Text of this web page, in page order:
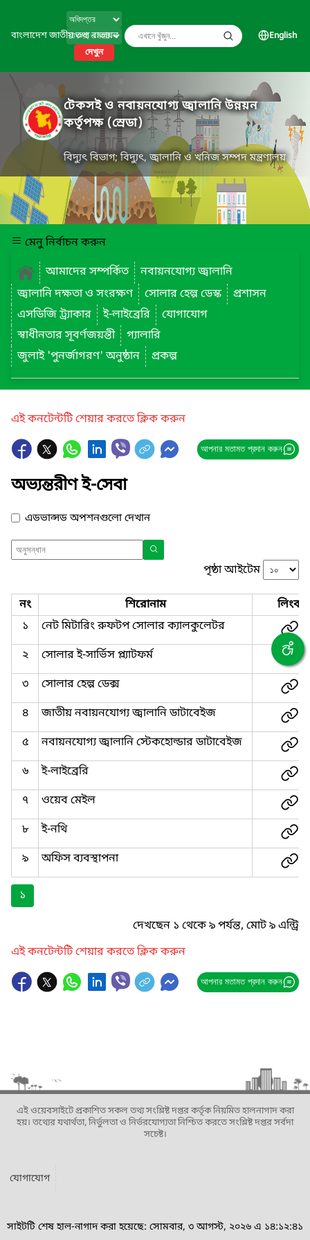
বাংলাদেশ জাতীয় তথ্য বাতায়ন
দেখুন
English
টেকসই ও নবায়নযোগ্য জ্বালানি উন্নয়ন
কর্তৃপক্ষ (স্রেডা)
বিদ্যুৎ বিভাগ; বিদ্যুৎ, জ্বালানি ও খনিজ সম্পদ মন্ত্রণালয়
মেনু নির্বাচন করুন
আমাদের সম্পর্কিত
নবায়নযোগ্য জ্বালানি
জ্বালানি দক্ষতা ও সংরক্ষণ
সোলার হেল্প ডেস্ক
প্রশাসন
এসডিজি ট্র্যাকার
ই-লাইব্রেরি
যোগাযোগ
স্বাধীনতার সূবর্ণজয়ন্তী
গ্যালারি
জুলাই 'পুনর্জাগরণ' অনুষ্ঠান
প্রকল্প
এই কনটেন্টটি শেয়ার করতে ক্লিক করুন
আপনার মতামত প্রদান করুন
অভ্যন্তরীণ ই-সেবা
এডভান্সড অপশনগুলো দেখান
পৃষ্ঠা আইটেম
নং শিরোনাম
লিংক
১
নেট মিটারিং রুফটপ সোলার ক্যালকুলেটর
২
সোলার ই-সার্ভিস প্ল্যাটফর্ম
৩
সোলার হেল্প ডেক্স
৪
জাতীয় নবায়নযোগ্য জ্বালানি ডাটাবেইজ
৫
নবায়নযোগ্য জ্বালানি স্টেকহোল্ডার ডাটাবেইজ
৬
ই-লাইব্রেরি
৭
ওয়েব মেইল
৮
ই-নথি
৯
অফিস ব্যবস্থাপনা
১
দেখছেন ১ থেকে ৯ পর্যন্ত, মোট ৯ এন্ট্রি
এই কনটেন্টটি শেয়ার করতে ক্লিক করুন
আপনার মতামত প্রদান করুন
এই ওয়েবসাইটে প্রকাশিত সকল তথ্য সংশ্লিষ্ট দপ্তর কর্তৃক নিয়মিত হালনাগাদ করা
হয়। তথ্যের যথার্থতা, নির্ভুলতা ও নির্ভরযোগ্যতা নিশ্চিত করতে সংশ্লিষ্ট দপ্তর সর্বদা
সচেষ্ট।
যোগাযোগ
সাইটটি শেষ হাল-নাগাদ করা হয়েছে: সোমবার, ৩ আগস্ট, ২০২৬ এ ১৪:১২:৪১